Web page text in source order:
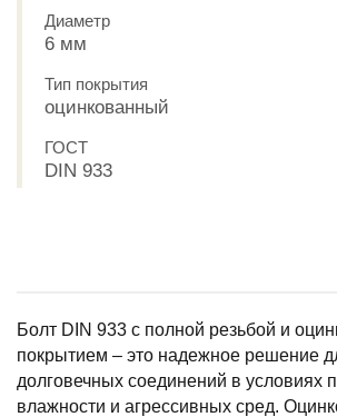
Диаметр
6 мм
Тип покрытия
оцинкованный
ГОСТ
DIN 933
Болт DIN 933 с полной резьбой и
покрытием – это надежное решение
долговечных соединений в условиях
влажности и агрессивных сред.